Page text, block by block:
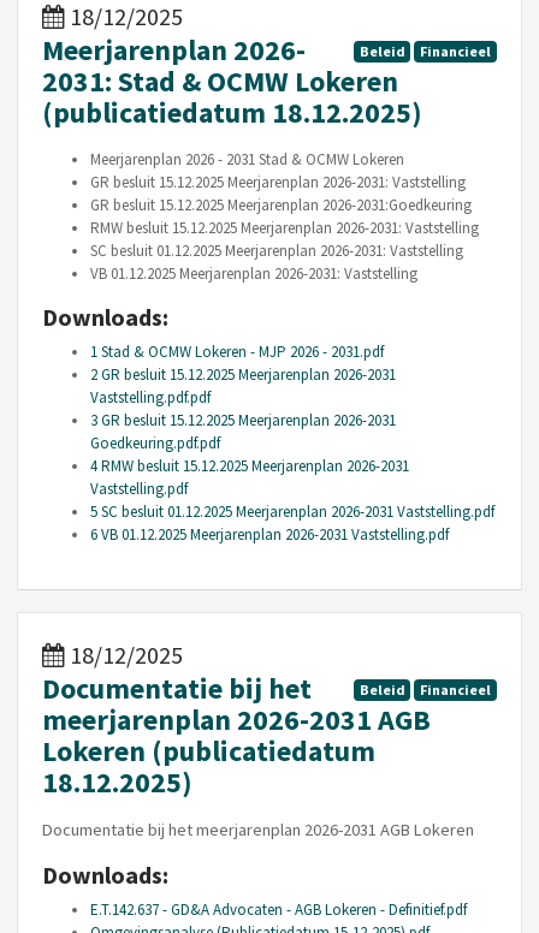
18/12/2025
Beleid Financieel
Meerjarenplan 2026-
2031: Stad & OCMW Lokeren
(publicatiedatum 18.12.2025)
Meerjarenplan 2026 - 2031 Stad & OCMW Lokeren
GR besluit 15.12.2025 Meerjarenplan 2026-2031: Vaststelling
GR besluit 15.12.2025 Meerjarenplan 2026-2031:Goedkeuring
RMW besluit 15.12.2025 Meerjarenplan 2026-2031: Vaststelling
SC besluit 01.12.2025 Meerjarenplan 2026-2031: Vaststelling
VB 01.12.2025 Meerjarenplan 2026-2031: Vaststelling
Downloads:
1 Stad & OCMW Lokeren - MJP 2026 - 2031.pdf
2 GR besluit 15.12.2025 Meerjarenplan 2026-2031
Vaststelling.pdf.pdf
3 GR besluit 15.12.2025 Meerjarenplan 2026-2031
Goedkeuring.pdf.pdf
4 RMW besluit 15.12.2025 Meerjarenplan 2026-2031
Vaststelling.pdf
5 SC besluit 01.12.2025 Meerjarenplan 2026-2031 Vaststelling.pdf
6 VB 01.12.2025 Meerjarenplan 2026-2031 Vaststelling.pdf
18/12/2025
Beleid Financieel
Documentatie bij het
meerjarenplan 2026-2031 AGB
Lokeren (publicatiedatum
18.12.2025)
Documentatie bij het meerjarenplan 2026-2031 AGB Lokeren
Downloads:
E.T.142.637 - GD&A Advocaten - AGB Lokeren - Definitief.pdf